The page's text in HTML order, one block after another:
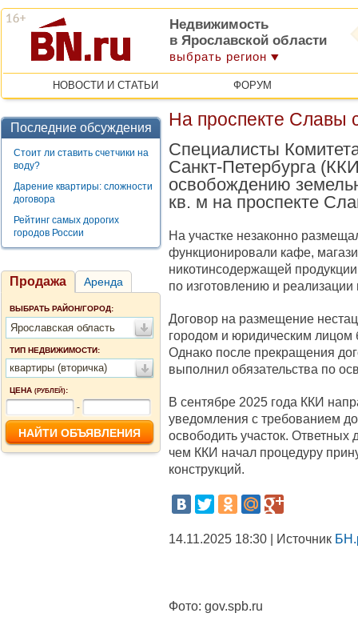
Недвижимость
в Ярославской области
выбрать регион
НОВОСТИ И СТАТЬИ ФОРУМ
Последние обсуждения
Стоит ли ставить счетчики на
воду?
Дарение квартиры: сложности
договора
Рейтинг самых дорогих
городов России
Продажа Аренда
ВЫБРАТЬ РАЙОН/ГОРОД:
Ярославская область
ТИП НЕДВИЖИМОСТИ:
квартиры (вторичка)
ЦЕНА (РУБЛЕЙ):
-
На проспекте Славы
Специалисты
Санкт-Петербурга
освобождению
кв. м на проспекте
На участке незаконно
функционировали кафе,
никотинсодержащей
по изготовлению и
Договор на размещение
городом и юридическим лицом
Однако после прекращения
выполнил обязательства по
В сентябре 2025 года ККИ
уведомления с требованием
освободить участок.
чем ККИ начал процедуру
конструкций.
14.11.2025 18:30 | Источник
Фото: gov.spb.ru